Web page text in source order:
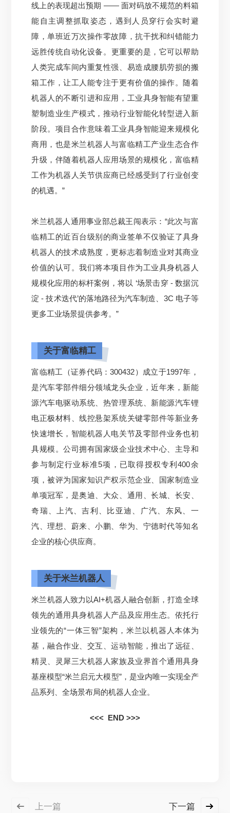
线上的表现超出预期 —— 面对码放不规范的料箱
能自主调整抓取姿态，遇到人员穿行会实时避
障，单班近万次操作零故障，抗干扰和纠错能力
远胜传统自动化设备。 更重要的是，它可以帮助
人类完成车间内重复性强、易造成腰肌劳损的搬
箱工作，让工人能专注于更有价值的操作。 随着
机器人的不断引进和应用，工业具身智能有望重
塑制造业生产模式，推动行业智能化转型进入新
阶段。 项目合作意味着工业具身智能迎来规模化
商用，也是米兰机器人与富临精工产业生态合作
升级，伴随着机器人应用场景的规模化，富临精
工作为机器人关节供应商已经感受到了行业创变
的机遇。”
米兰机器人通用事业部总裁王闯表示：“此次与富
临精工的近百台级别的商业签单不仅验证了具身
机器人的技术成熟度，更标志着制造业对其商业
价值的认可。我们将本项目作为工业具身机器人
规模化应用的标杆案例，将以 ‘场景击穿 - 数据沉
淀 - 技术迭代’的落地路径为汽车制造、3C 电子等
更多工业场景提供参考。”
关于富临精工
富临精工（证券代码：300432）成立于1997年，
是汽车零部件细分领域龙头企业，近年来，新能
源汽车电驱动系统、热管理系统、新能源汽车锂
电正极材料、线控悬架系统关键零部件等新业务
快速增长，智能机器人电关节及零部件业务也初
具规模。公司拥有国家级企业技术中心、主导和
参与制定行业标准5项，已取得授权专利400余
项，被评为国家知识产权示范企业、国家制造业
单项冠军，是奥迪、大众、通用、长城、长安、
奇瑞、上汽、吉利、比亚迪、广汽、东风、一
汽、理想、蔚来、小鹏、华为、宁德时代等知名
企业的核心供应商。
关于米兰机器人
米兰机器人致力以AI+机器人融合创新，打造全球
领先的通用具身机器人产品及应用生态。依托行
业领先的“一体三智”架构，米兰以机器人本体为
基，融合作业、交互、运动智能，推出了远征、
精灵、灵犀三大机器人家族及业界首个通用具身
基座模型“米兰启元大模型”，是业内唯一实现全产
品系列、全场景布局的机器人企业。
<<< END >>>
上一篇 下一篇